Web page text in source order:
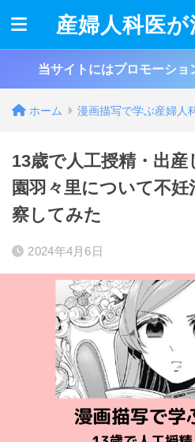
産婦人科医
当サイトにはプロモーショ
ホーム 漫画描写で学ぶ産婦人
13歳で人工授精・出
園羽々里について不
察してみた
2024年4月6日